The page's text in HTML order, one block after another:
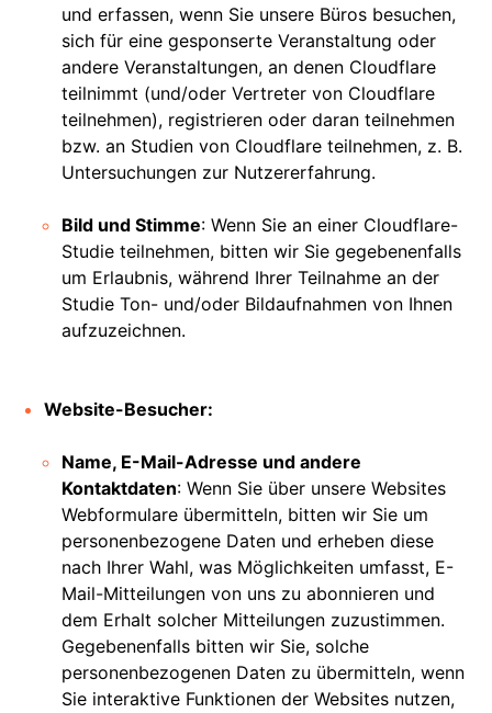
und erfassen, wenn Sie unsere Büros besuchen,
sich für eine gesponserte Veranstaltung oder
andere Veranstaltungen, an denen Cloudflare
teilnimmt (und/oder Vertreter von Cloudflare
teilnehmen), registrieren oder daran teilnehmen
bzw. an Studien von Cloudflare teilnehmen, z. B.
Untersuchungen zur Nutzererfahrung.
Bild und Stimme: Wenn Sie an einer Cloudflare-
Studie teilnehmen, bitten wir Sie gegebenenfalls
um Erlaubnis, während Ihrer Teilnahme an der
Studie Ton- und/oder Bildaufnahmen von Ihnen
aufzuzeichnen.
Website-Besucher:
Name, E-Mail-Adresse und andere
Kontaktdaten: Wenn Sie über unsere Websites
Webformulare übermitteln, bitten wir Sie um
personenbezogene Daten und erheben diese
nach Ihrer Wahl, was Möglichkeiten umfasst, E-
Mail-Mitteilungen von uns zu abonnieren und
dem Erhalt solcher Mitteilungen zuzustimmen.
Gegebenenfalls bitten wir Sie, solche
personenbezogenen Daten zu übermitteln, wenn
Sie interaktive Funktionen der Websites nutzen,